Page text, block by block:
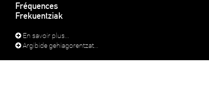
Fréquences
Frekuentziak
En savoir plus...
Argibide gehiagorentzat...